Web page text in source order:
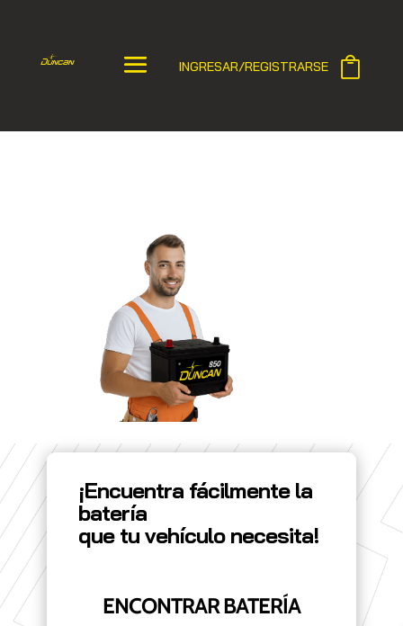
INGRESAR/REGISTRARSE
¡Encuentra fácilmente la
batería
que tu vehículo necesita!
ENCONTRAR BATERÍA